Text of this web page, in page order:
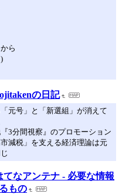
ら
の日記
元号」と「新選組」が消えて
3分間視察』のプロモーション
減税」を支える経済理論は元
てなアンテナ - 必要な情報
もの